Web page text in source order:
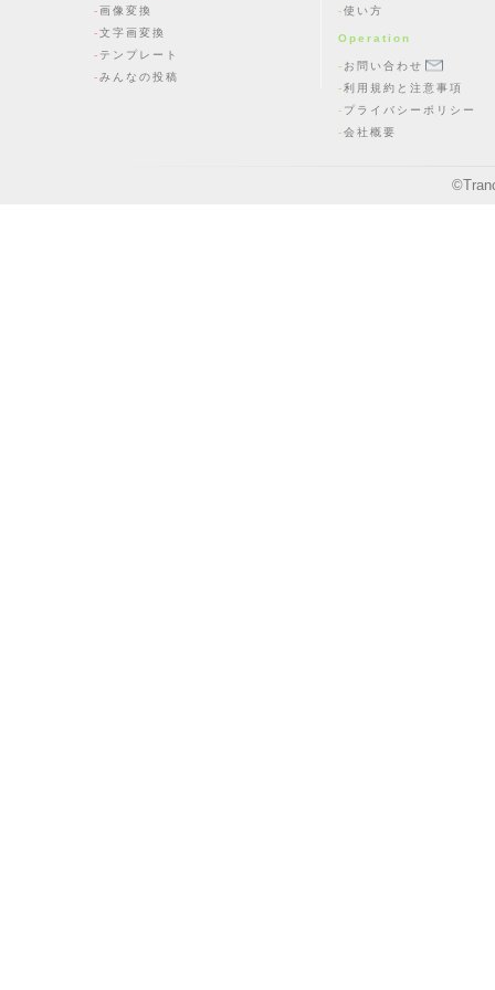
画像変換
文字画変換
テンプレート
みんなの投稿
使い方
Operation
お問い合わせ
利用規約と注意事項
プライバシーポリシー
会社概要
©